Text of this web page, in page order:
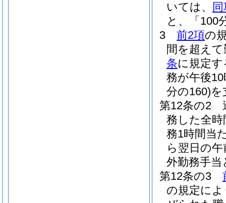
いては、
と、「100
3
前2項の
間を超え
条に規定
務が午後
分の160)を
第12条の2
務した全
務1時間当
ら翌日の
外勤務手
第12条の3
の規定に